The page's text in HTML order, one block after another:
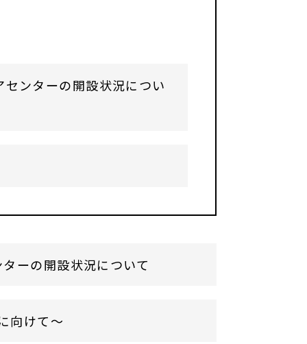
センターの開設状況につい
ーの開設状況について
向けて～